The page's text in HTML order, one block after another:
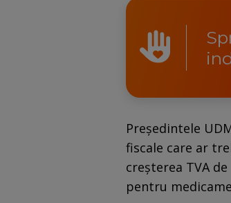
Președintele
fiscale care ar
creșterea TVA
pentru